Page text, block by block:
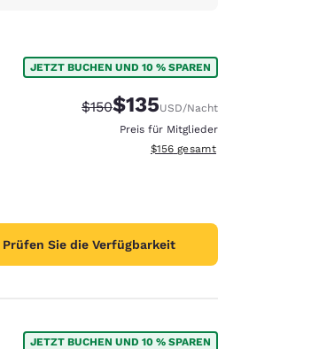
JETZT BUCHEN UND 10 % SPAREN
Durchgestrichener Preis:
$150Vergünstigter Preis:
$135USD/Nacht
Preis für Mitglieder
Geschätzte Gesamtdetails
$156 gesamt
Prüfen Sie die Verfügbarkeit
JETZT BUCHEN UND 10 % SPAREN